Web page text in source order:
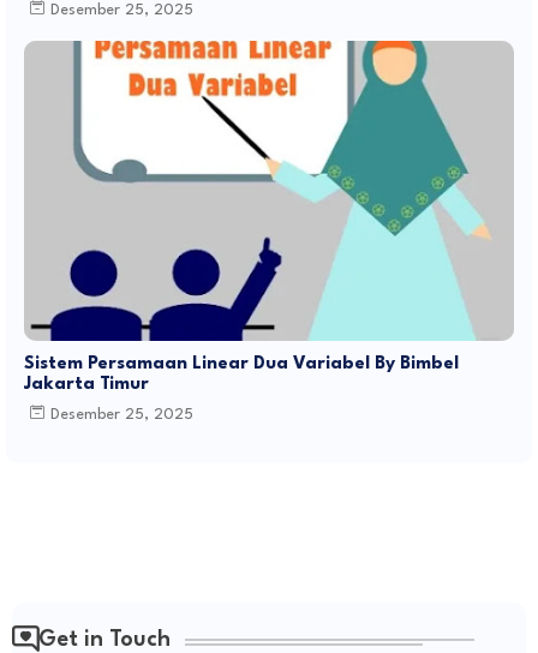
Desember 25, 2025
Sistem Persamaan Linear Dua Variabel By Bimbel
Jakarta Timur
Desember 25, 2025
Get in Touch